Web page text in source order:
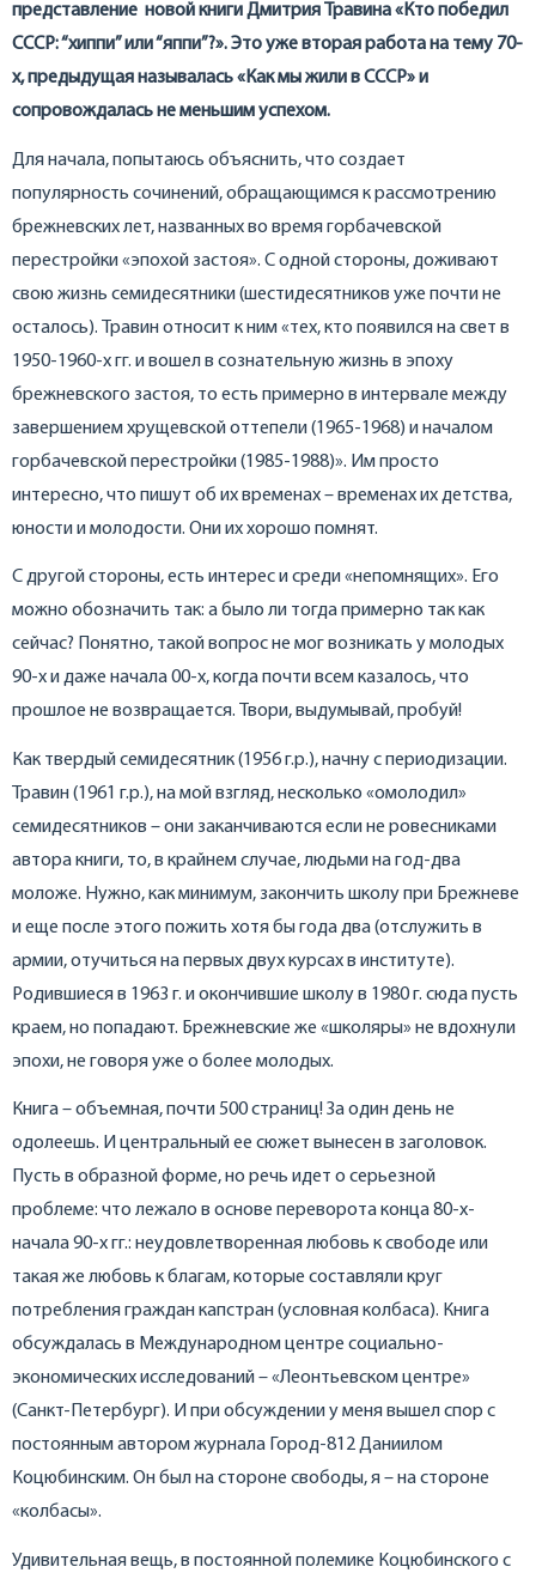
представление новой книги Дмитрия Травина «Кто победил
СССР: “хиппи” или “яппи”?». Это уже вторая работа на тему 70-
х, предыдущая называлась «Как мы жили в СССР» и
сопровождалась не меньшим успехом.
Для начала, попытаюсь объяснить, что создает
популярность сочинений, обращающимся к рассмотрению
брежневских лет, названных во время горбачевской
перестройки «эпохой застоя». С одной стороны, доживают
свою жизнь семидесятники (шестидесятников уже почти не
осталось). Травин относит к ним «тех, кто появился на свет в
1950-1960-х гг. и вошел в сознательную жизнь в эпоху
брежневского застоя, то есть примерно в интервале между
завершением хрущевской оттепели (1965-1968) и началом
горбачевской перестройки (1985-1988)». Им просто
интересно, что пишут об их временах – временах их детства,
юности и молодости. Они их хорошо помнят.
С другой стороны, есть интерес и среди «непомнящих». Его
можно обозначить так: а было ли тогда примерно так как
сейчас? Понятно, такой вопрос не мог возникать у молодых
90-х и даже начала 00-х, когда почти всем казалось, что
прошлое не возвращается. Твори, выдумывай, пробуй!
Как твердый семидесятник (1956 г.р.), начну с периодизации.
Травин (1961 г.р.), на мой взгляд, несколько «омолодил»
семидесятников – они заканчиваются если не ровесниками
автора книги, то, в крайнем случае, людьми на год-два
моложе. Нужно, как минимум, закончить школу при Брежневе
и еще после этого пожить хотя бы года два (отслужить в
армии, отучиться на первых двух курсах в институте).
Родившиеся в 1963 г. и окончившие школу в 1980 г. сюда пусть
краем, но попадают. Брежневские же «школяры» не вдохнули
эпохи, не говоря уже о более молодых.
Книга – объемная, почти 500 страниц! За один день не
одолеешь. И центральный ее сюжет вынесен в заголовок.
Пусть в образной форме, но речь идет о серьезной
проблеме: что лежало в основе переворота конца 80-х-
начала 90-х гг.: неудовлетворенная любовь к свободе или
такая же любовь к благам, которые составляли круг
потребления граждан капстран (условная колбаса). Книга
обсуждалась в Международном центре социально-
экономических исследований – «Леонтьевском центре»
(Санкт-Петербург). И при обсуждении у меня вышел спор с
постоянным автором журнала Город-812 Даниилом
Коцюбинским. Он был на стороне свободы, я – на стороне
«колбасы».
Удивительная вещь, в постоянной полемике Коцюбинского с